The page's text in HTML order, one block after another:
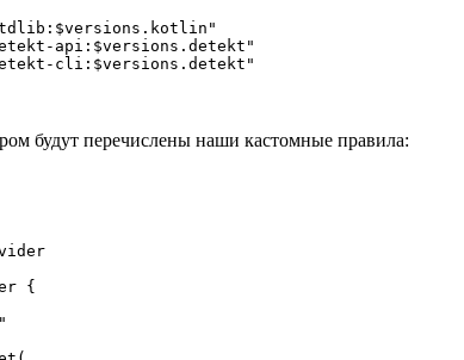
api:$versions.detekt"
cli:$versions.detekt"
будут перечислены наши кастомные правила:
{